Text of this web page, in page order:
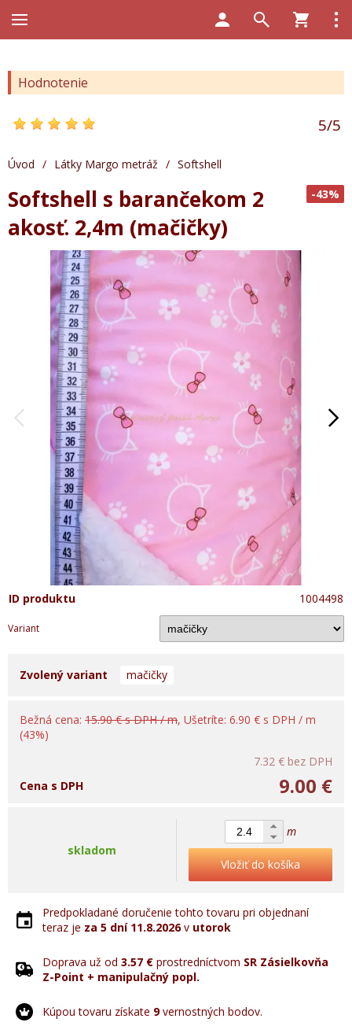
Hodnotenie
5/5
Úvod / Látky Margo metráž / Softshell
-43%
Softshell s barančekom 2
akosť. 2,4m (mačičky)
ID produktu 1004498
Variant
Zvolený variant mačičky
Bežná cena: 15.90 € s DPH / m, Ušetríte: 6.90 € s DPH / m
(43%)
7.32 € bez DPH
9.00 €
Cena s DPH
skladom
m
Vložiť do košíka
Predpokladané doručenie tohto tovaru pri objednaní
teraz je za 5 dní 11.8.2026v utorok
Doprava už od 3.57 € prostredníctvom SR Zásielkovňa
Z-Point + manipulačný popl.
Kúpou tovaru získate 9vernostných bodov.